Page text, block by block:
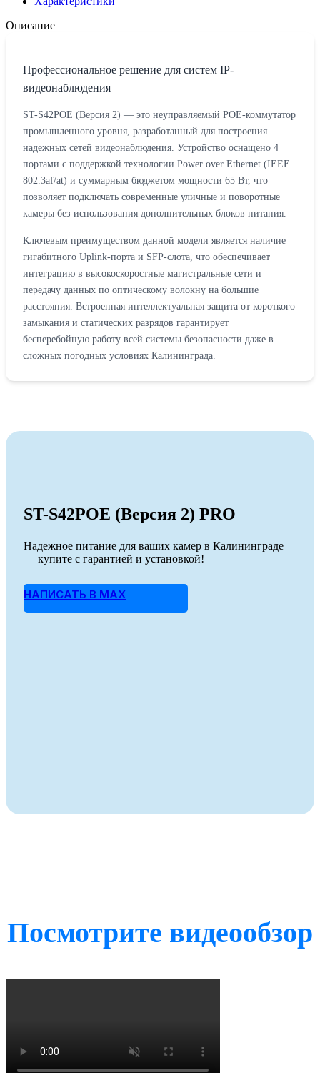
Описание
Профессиональное решение для систем IP-
видеонаблюдения
ST-S42POE (Версия 2) — это неуправляемый POE-коммутатор
промышленного уровня, разработанный для построения
надежных сетей видеонаблюдения. Устройство оснащено 4
портами с поддержкой технологии Power over Ethernet (IEEE
802.3af/at) и суммарным бюджетом мощности 65 Вт, что
позволяет подключать современные уличные и поворотные
камеры без использования дополнительных блоков питания.
Ключевым преимуществом данной модели является наличие
гигабитного Uplink-порта и SFP-слота, что обеспечивает
интеграцию в высокоскоростные магистральные сети и
передачу данных по оптическому волокну на большие
расстояния. Встроенная интеллектуальная защита от короткого
замыкания и статических разрядов гарантирует
бесперебойную работу всей системы безопасности даже в
сложных погодных условиях Калининграда.
ST-S42POE (Версия 2) PRO
Надежное питание для ваших камер в Калининграде
— купите с гарантией и установкой!
НАПИСАТЬ В MAX
Посмотрите видеообзор